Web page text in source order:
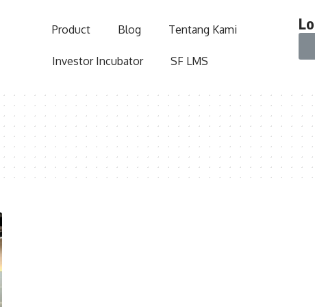
Product Blog Tentang Kami
Investor Incubator SF LMS